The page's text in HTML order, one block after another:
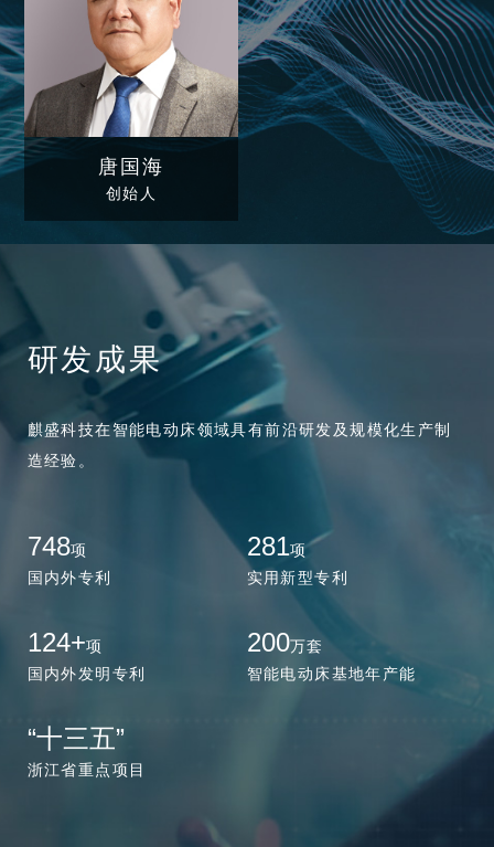
唐国海
创始人
研发成果
麒盛科技在智能电动床领域具有前沿研发及规模化生产制
造经验。
748项
国内外专利
281项
实用新型专利
124+项
国内外发明专利
200万套
智能电动床基地年产能
“十三五”
浙江省重点项目